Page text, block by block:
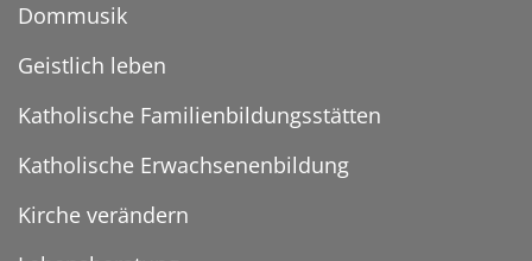
Dommusik
Geistlich leben
Katholische Familienbildungsstätten
Katholische Erwachsenenbildung
Kirche verändern